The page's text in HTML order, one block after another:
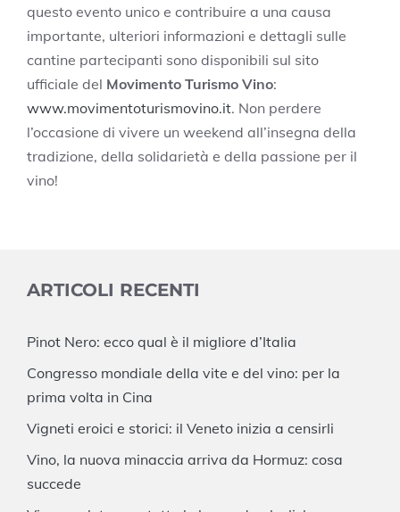
questo evento unico e contribuire a una causa
importante, ulteriori informazioni e dettagli sulle
cantine partecipanti sono disponibili sul sito
ufficiale del Movimento Turismo Vino:
www.movimentoturismovino.it. Non perdere
l’occasione di vivere un weekend all’insegna della
tradizione, della solidarietà e della passione per il
vino!
ARTICOLI RECENTI
Pinot Nero: ecco qual è il migliore d’Italia
Congresso mondiale della vite e del vino: per la
prima volta in Cina
Vigneti eroici e storici: il Veneto inizia a censirli
Vino, la nuova minaccia arriva da Hormuz: cosa
succede